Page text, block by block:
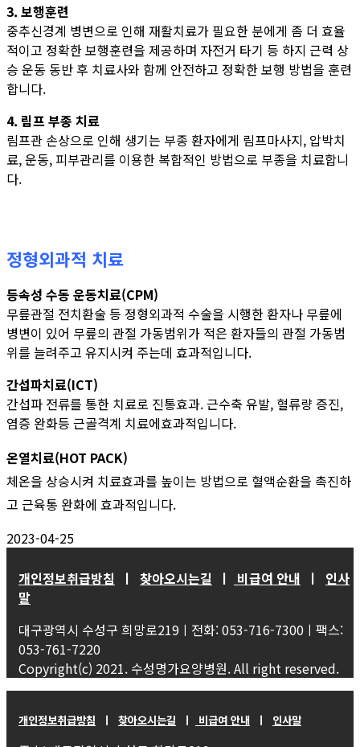
3. 보행훈련
중추신경계 병변으로 인해 재활치료가 필요한 분에게 좀 더 효율
적이고 정확한 보행훈련을 제공하며 자전거 타기 등 하지 근력 상
승 운동 동반 후 치료사와 함께 안전하고 정확한 보행 방법을 훈련
합니다.
4. 림프 부종 치료
림프관 손상으로 인해 생기는 부종 환자에게 림프마사지, 압박치
료, 운동, 피부관리를 이용한 복합적인 방법으로 부종을 치료합니
다.
정형외과적 치료
등속성 수동 운동치료(CPM)
무릎관절 전치환술 등 정형외과적 수술을 시행한 환자나 무릎에
병변이 있어 무릎의 관절 가동범위가 적은 환자들의 관절 가동범
위를 늘려주고 유지시켜 주는데 효과적입니다.
간섭파치료(ICT)
간섭파 전류를 통한 치료로 진통효과. 근수축 유발, 혈류량 증진,
염증 완화등 근골격계 치료에효과적입니다.
온열치료(HOT PACK)
체온을 상승시켜 치료효과를 높이는 방법으로 혈액순환을 촉진하
고 근육통 완화에 효과적입니다.
2023-04-25
개인정보취급방침 ㅣ 찾아오시는길 ㅣ 비급여 안내 ㅣ 인사
말
대구광역시 수성구 희망로219ㅣ전화: 053-716-7300ㅣ팩스:
053-761-7220
Copyright(c) 2021. 수성명가요양병원. All right reserved.
개인정보취급방침 ㅣ 찾아오시는길 ㅣ 비급여 안내 ㅣ 인사말